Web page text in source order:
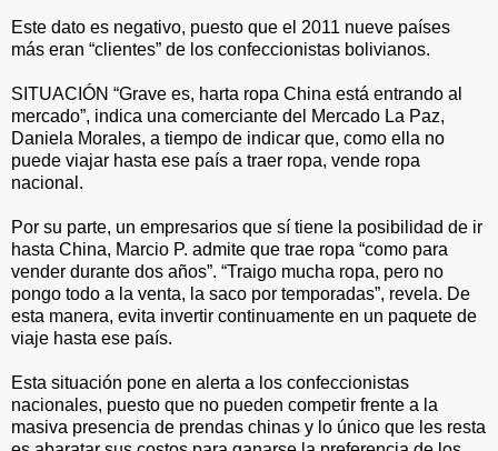
Este dato es negativo, puesto que el 2011 nueve países
más eran “clientes” de los confeccionistas bolivianos.
SITUACIÓN “Grave es, harta ropa China está entrando al
mercado”, indica una comerciante del Mercado La Paz,
Daniela Morales, a tiempo de indicar que, como ella no
puede viajar hasta ese país a traer ropa, vende ropa
nacional.
Por su parte, un empresarios que sí tiene la posibilidad de ir
hasta China, Marcio P. admite que trae ropa “como para
vender durante dos años”. “Traigo mucha ropa, pero no
pongo todo a la venta, la saco por temporadas”, revela. De
esta manera, evita invertir continuamente en un paquete de
viaje hasta ese país.
Esta situación pone en alerta a los confeccionistas
nacionales, puesto que no pueden competir frente a la
masiva presencia de prendas chinas y lo único que les resta